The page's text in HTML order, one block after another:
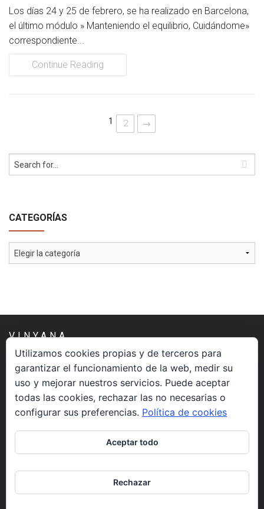
Los días 24 y 25 de febrero, se ha realizado en Barcelona,
el último módulo » Manteniendo el equilibrio, Cuidándome»
correspondiente...
Continue Reading
1 2 →
CATEGORÍAS
Categorías
VINYANA
Una asociación constituida sin ánimo de lucro cuya misión
es atender los aspectos espirituales relacionados con el
proceso vivir el morir.
REDES SOCIALES
Utilizamos cookies propias y de terceros para
garantizar el funcionamiento de la web, medir su
uso y mejorar nuestros servicios. Puede aceptar
todas las cookies, rechazar las no necesarias o
configurar sus preferencias. Política de cookies
Aceptar todo
Rechazar